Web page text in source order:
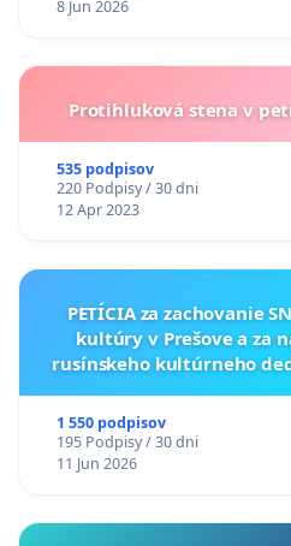
8 Jun 2026
Protihluková stena v
535 podpisov
220 Podpisy / 30 dni
12 Apr 2023
PETÍCIA za zachovanie
kultúry v Prešove a za
rusínskeho kultúrneho
1 550 podpisov
195 Podpisy / 30 dni
11 Jun 2026